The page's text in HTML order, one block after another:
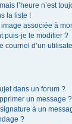
l’heure n’est
la liste !
associée à
puis-je le modifier ?
d’un
dans un forum ?
un message ?
à un
?